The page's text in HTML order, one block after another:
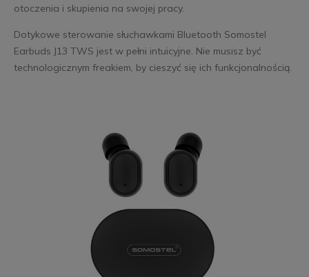
otoczenia i skupienia na swojej pracy.
Dotykowe sterowanie słuchawkami Bluetooth Somostel
Earbuds J13 TWS jest w pełni intuicyjne. Nie musisz być
technologicznym freakiem, by cieszyć się ich funkcjonalnością.